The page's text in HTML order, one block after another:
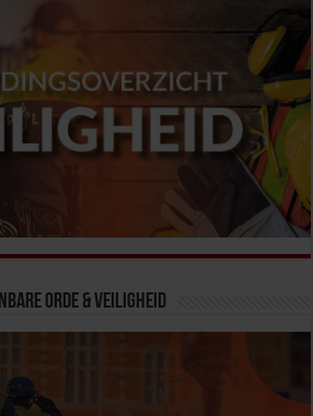
Orde & Veiligheid